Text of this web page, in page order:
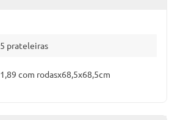
5 prateleiras
1,89 com rodasx68,5x68,5cm